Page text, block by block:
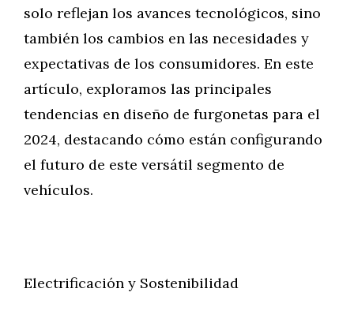
solo reflejan los avances tecnológicos, sino
también los cambios en las necesidades y
expectativas de los consumidores. En este
artículo, exploramos las principales
tendencias en diseño de furgonetas para el
2024, destacando cómo están configurando
el futuro de este versátil segmento de
vehículos.
Electrificación y Sostenibilidad